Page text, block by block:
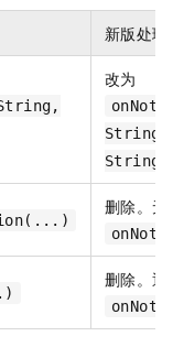
新版处理
改为
String,
删除。
删除。